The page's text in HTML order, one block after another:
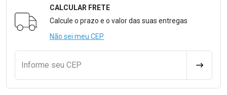
Formulário para Calcular o Frete
CALCULAR FRETE
Calcule o prazo e o valor das suas entregas
Não sei meu CEP
Informe seu CEP